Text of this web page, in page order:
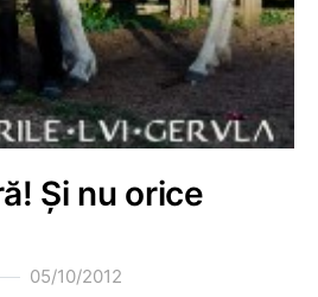
Și nu orice
05/10/2012